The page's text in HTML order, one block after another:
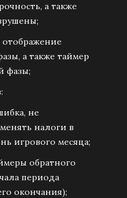
а также
отображение
а также таймер
фазы;
не
налоги в
игрового месяца;
обратного
периода
окончания);